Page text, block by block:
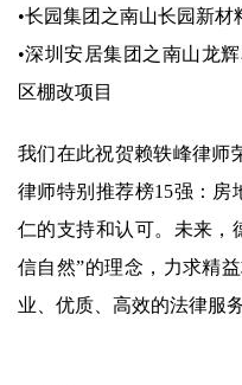
•长园集团之南山长园新
•深圳安居集团之南山龙
区棚改项目
我们在此祝贺赖轶峰律师
律师特别推荐榜15强：房
仁的支持和认可。未来，
信自然”的理念，力求精
业、优质、高效的法律服务